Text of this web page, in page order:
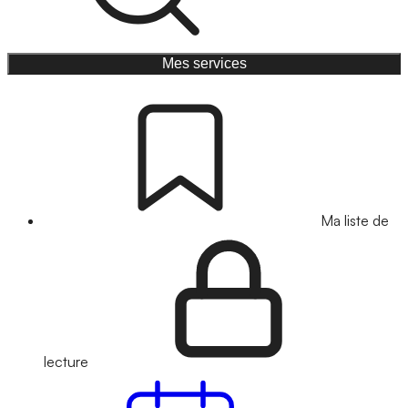
Mes services
Ma liste de
lecture